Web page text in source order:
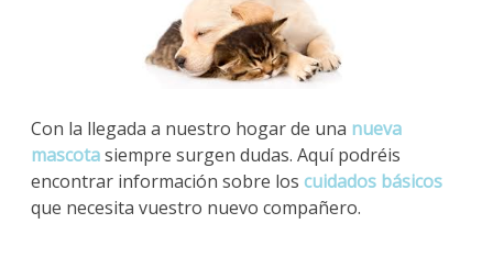
Con la llegada a nuestro hogar de una nueva
mascotasiempre surgen dudas. Aquí podréis
encontrar información sobre los cuidados básicos
que necesita vuestro nuevo compañero.